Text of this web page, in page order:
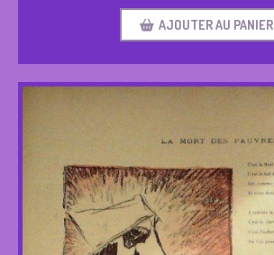
AJOUTER AU PANIER